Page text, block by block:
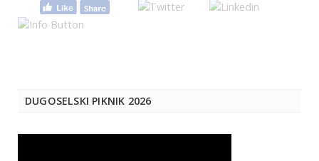
DUGOSELSKI PIKNIK 2026